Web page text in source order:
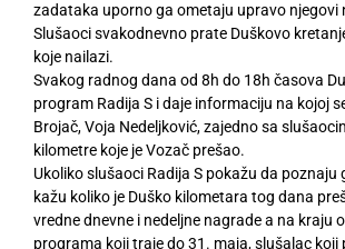
zadataka uporno ga ometaju upravo njegovi
Slušaoci svakodnevno prate Duškovo
koje nailazi.
Svakog radnog dana od 8h do 18h časova
program Radija S i daje informaciju na kojoj
Brojač, Voja Nedeljković, zajedno sa
kilometre koje je Vozač prešao.
Ukoliko slušaoci Radija S pokažu da poznaju
kažu koliko je Duško kilometara tog dana
vredne dnevne i nedeljne nagrade a na kraju
programa koji traje do 31. maja, slušalac koji